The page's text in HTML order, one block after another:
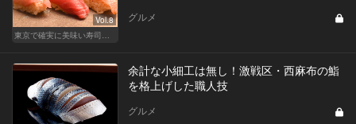
Vol.8
東京で確実に美味い寿司はここだ！
グルメ
余計な小細工は無し！激戦区・西麻布の鮨
を格上げした職人技
グルメ